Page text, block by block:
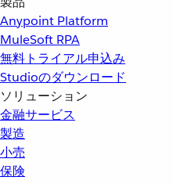
Anypoint Platform
MuleSoft RPA
無料トライアル申込み
Studioのダウンロード
ソリューション
金融サービス
製造
小売
保険